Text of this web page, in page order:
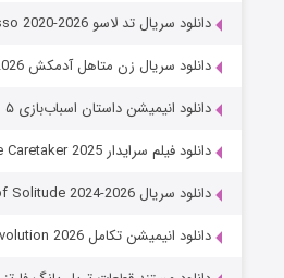
دانلود سریال تد لاسو Ted Lasso 2020-2026
دانلود سریال زن متاهل آدمکش A Bona Fide Killer 2026
دانلود انیمیشن داستان اسباب‌بازی ۵ Toy Story 5 (2026)
دانلود فیلم سرایدار The Caretaker 2025
دانلود سریال One Hundred Years of Solitude 2024-2026
دانلود انیمیشن تکامل Evolution 2026